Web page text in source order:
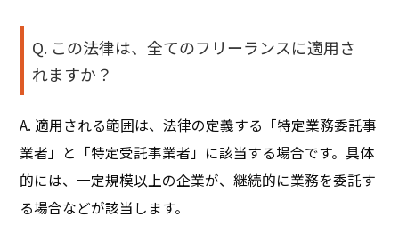
Q. この法律は、全てのフリーランスに適用さ
れますか？
A. 適用される範囲は、法律の定義する「特定業務委託事
業者」と「特定受託事業者」に該当する場合です。具体
的には、一定規模以上の企業が、継続的に業務を委託す
る場合などが該当します。